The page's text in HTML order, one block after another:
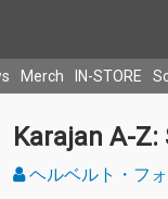
Merch IN-STORE
Karajan A-
ヘルベルト・フ